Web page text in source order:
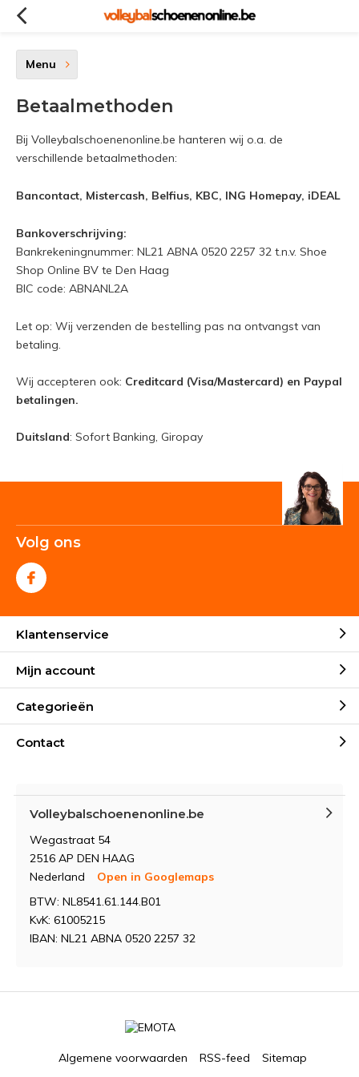
Menu
Betaalmethoden
Bij Volleybalschoenenonline.be hanteren wij o.a. de
verschillende betaalmethoden:
Bancontact, Mistercash, Belfius, KBC, ING Homepay, iDEAL
Bankoverschrijving:
Bankrekeningnummer: NL21 ABNA 0520 2257 32 t.n.v. Shoe
Shop Online BV te Den Haag
BIC code: ABNANL2A
Let op: Wij verzenden de bestelling pas na ontvangst van
betaling.
Wij accepteren ook: Creditcard (Visa/Mastercard) en Paypal
betalingen.
Duitsland: Sofort Banking, Giropay
Volg ons
Klantenservice
Mijn account
Categorieën
Contact
Volleybalschoenenonline.be
Wegastraat 54
2516 AP DEN HAAG
Nederland
Open in Googlemaps
BTW: NL8541.61.144.B01
KvK: 61005215
IBAN: NL21 ABNA 0520 2257 32
Algemene voorwaarden RSS-feed Sitemap